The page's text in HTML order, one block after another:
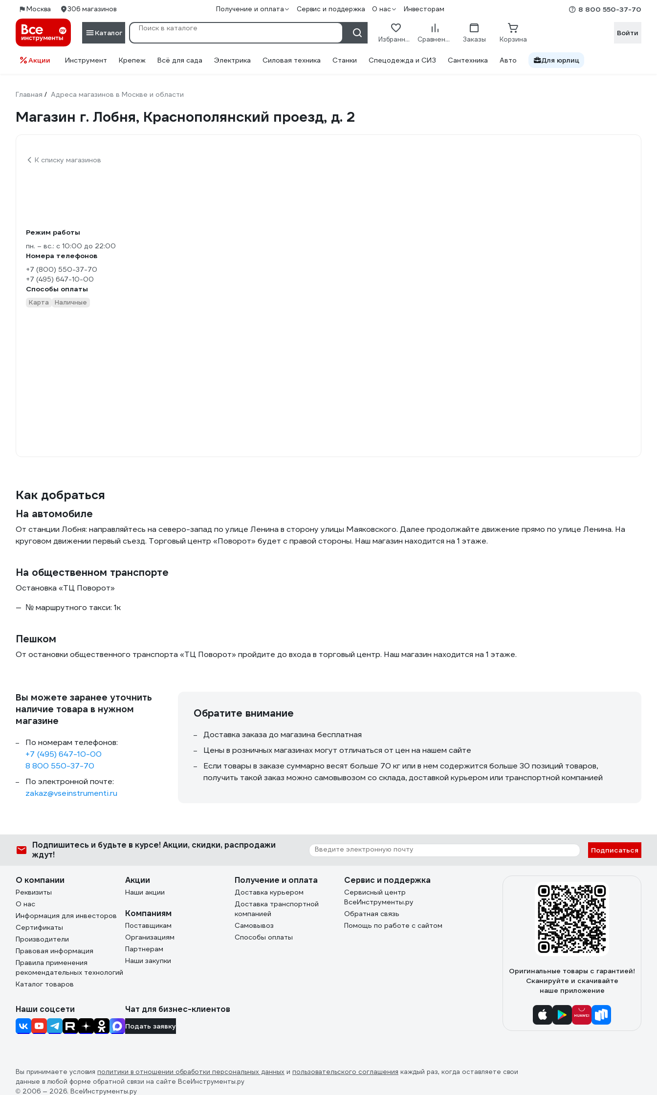
Москва 306 магазинов Получение и оплата Сервис и поддержка О нас Инвесторам 8 800 550-37-70
Каталог
Избранное Сравнение Заказы Корзина
Войти
Акции Инструмент Крепеж Всё для сада Электрика Силовая техника Станки Спецодежда и СИЗ Сантехника Авто Для юрлиц
Главная / Адреса магазинов в Москве и области
Магазин г. Лобня, Краснополянский проезд, д. 2
К списку магазинов
Режим работы
пн. – вс.: с 10:00 до 22:00
Номера телефонов
+7 (800) 550-37-70
+7 (495) 647-10-00
Способы оплаты
Карта Наличные
Как добраться
На автомобиле
От станции Лобня: направляйтесь на северо-запад по улице Ленина в сторону улицы Маяковского. Далее продолжайте движение прямо по улице Ленина. На
круговом движении первый съезд. Торговый центр «Поворот» будет с правой стороны. Наш магазин находится на 1 этаже.
На общественном транспорте
Остановка «ТЦ Поворот»
№ маршрутного такси: 1к
Пешком
От остановки общественного транспорта «ТЦ Поворот» пройдите до входа в торговый центр. Наш магазин находится на 1 этаже.
Вы можете заранее уточнить
наличие товара в нужном
магазине
По номерам телефонов:
+7 (495) 647-10-00
8 800 550-37-70
По электронной почте:
zakaz@vseinstrumenti.ru
Обратите внимание
Доставка заказа до магазина бесплатная
Цены в розничных магазинах могут отличаться от цен на нашем сайте
Если товары в заказе суммарно весят больше 70 кг или в нем содержится больше 30 позиций товаров,
получить такой заказ можно самовывозом со склада, доставкой курьером или транспортной компанией
Подпишитесь и будьте в курсе! Акции, скидки, распродажи
ждут!
Подписаться
О компании
Реквизиты
О нас
Информация для инвесторов
Сертификаты
Производители
Правовая информация
Правила применения
рекомендательных технологий
Каталог товаров
Акции
Наши акции
Компаниям
Поставщикам
Организациям
Партнерам
Наши закупки
Получение и оплата
Доставка курьером
Доставка транспортной
компанией
Самовывоз
Способы оплаты
Сервис и поддержка
Сервисный центр
ВсеИнструменты.ру
Обратная связь
Помощь по работе с сайтом
Оригинальные товары с гарантией!
Сканируйте и скачивайте
наше приложение
Наши соцсети Чат для бизнес-клиентов
Подать заявку
Вы принимаете условия политики в отношении обработки персональных данных и пользовательского соглашения каждый раз, когда оставляете свои
данные в любой форме обратной связи на сайте ВсеИнструменты.ру
© 2006 — 2026. ВсеИнструменты.ру